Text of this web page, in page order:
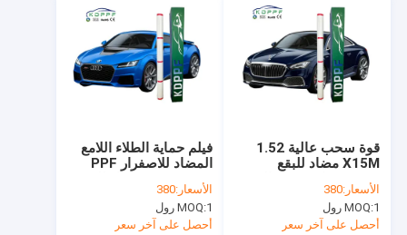
المنتجات
أشرطة فيديو
حول بنا
اتصل بنا
فيلم حماية الطلاء اللامع
المضاد للاصفرار PPF
سنوات إصلاح ذاتي
الأسعار:380
MOQ:1 رول
أحصل على آخر سعر
قوة سحب عالية 1.52
X15M مضاد للبقع
اللمعان 8 سنوات ضمان
الشفاء الذاتي فيلم حماية
ضد الطلاء الأصفر
الأسعار:380
MOQ:1 رول
أحصل على آخر سعر